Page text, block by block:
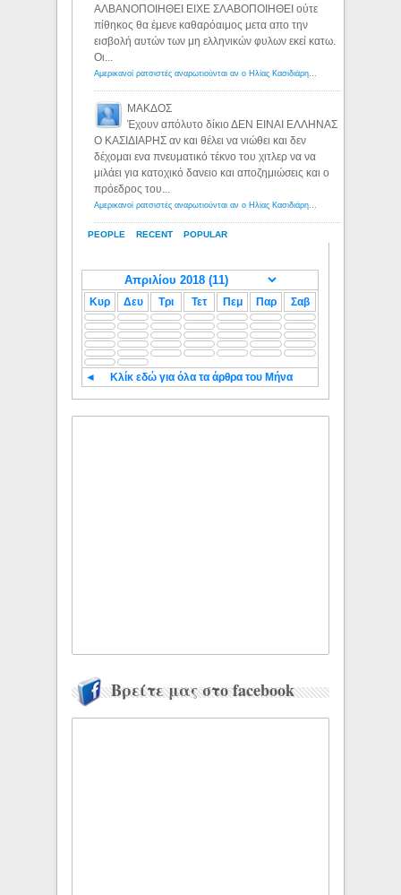
PEOPLE RECENT POPULAR
ΑΛΒΑΝΟΠΟΙΗΘΕΙ ΕΙΧΕ ΣΛΑΒΟΠΟΙΗΘΕΙ ούτε
πίθηκος θα έμενε καθαρόαιμος μετα απο την
εισβολή αυτών των μη ελληνικών φυλων εκεί κατω.
Οι...
ΜΑΚΔΟΣ
Έχουν απόλυτο δίκιο ΔΕΝ ΕΙΝΑΙ ΕΛΛΗΝΑΣ
Ο ΚΑΣΙΔΙΑΡΗΣ αν και θέλει να νιώθει και δεν
δέχομαι ενα πνευματικό τέκνο του χιτλερ να να
μιλάει για κατοχικό δανειο και αποζημιώσεις και ο
πρόεδρος του...
Κυρ Δευ Τρι Τετ Πεμ Παρ Σαβ
◄ Κλίκ εδώ για όλα τα άρθρα του Μήνα
Βρείτε μας στο facebook